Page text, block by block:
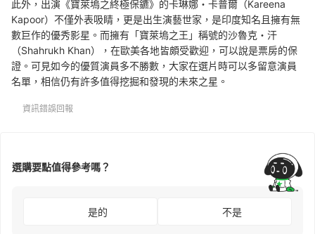
此外，出演《寶萊塢之終極保鑣》的卡琳娜・卡普爾（Kareena
Kapoor）不僅外表吸睛，更是出生演藝世家，是印度知名且擁有無
數巨作的優秀影星。而擁有「寶萊塢之王」稱號的沙魯克・汗
（Shahrukh Khan），在歐美各地皆頗受歡迎，可以說是票房的保
證。可見如今的優質演員多不勝數，大家在選片時可以多留意演員
名單，相信仍有許多值得挖掘和發現的未來之星。
資訊錯誤回報
選購要點值得參考嗎？
是的 不是